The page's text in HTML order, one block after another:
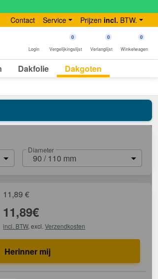
Contact Service Prijzen incl. BTW.
Login
0
Vergelijkingslijst
0
Verlanglijst
0
Winkelwagen
Dakfolie Dakgoten
Diameter
90 / 110 mm
11,89 €
11,89€
incl. BTW, excl.Verzendkosten
Herinner mij